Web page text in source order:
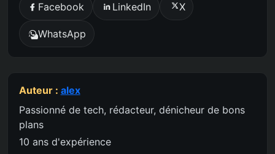
Facebook LinkedIn X
WhatsApp
Auteur : alex
Passionné de tech, rédacteur, dénicheur de bons
plans
10 ans d'expérience